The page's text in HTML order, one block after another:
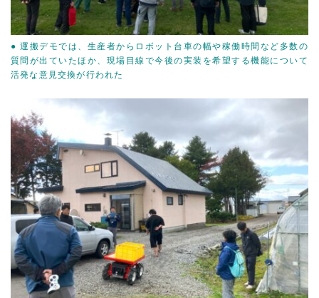
● 運搬デモでは、生産者からロボット台車の幅や稼働時間など多数の
質問が出ていたほか、現場目線で今後の実装を希望する機能について
活発な意見交換が行われた